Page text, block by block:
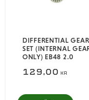
DIFFERENTIAL GEAR
SET (INTERNAL
ONLY) EB48 2.0
129,00 KR